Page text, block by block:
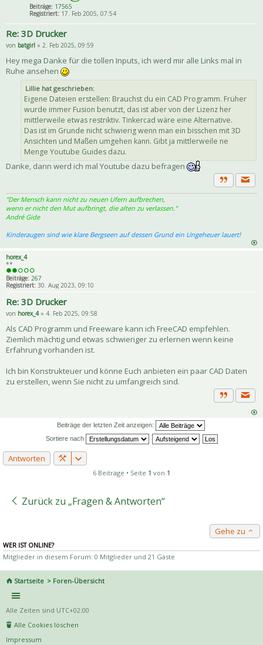
Beiträge: 17565
Registriert: 17. Feb 2005, 07:54
Re: 3D Drucker
von batgirl » 2. Feb 2025, 09:59
Hey mega Danke für die tollen Inputs, ich werd mir alle Links mal in
Ruhe ansehen
Lillie hat geschrieben:
Eigene Dateien erstellen: Brauchst du ein CAD Programm. Früher
wurde immer Fusion benutzt, das ist aber von der Lizenz her
mittlerweile etwas restriktiv. Tinkercad wäre eine Alternative.
Das ist im Grunde nicht schwierig wenn man ein bisschen mit 3D
Ansichten und Maßen umgehen kann. Gibt ja mittlerweile ne
Menge Youtube Guides dazu.
Danke, dann werd ich mal Youtube dazu befragen
Zitat
"Der Mensch kann nicht zu neuen Ufern aufbrechen,
wenn er nicht den Mut aufbringt, die alten zu verlassen."
André Gide
Kinderaugen sind wie klare Bergseen auf dessen Grund ein Ungeheuer lauert!
horex_4
**
Beiträge: 267
Registriert: 30. Aug 2023, 09:10
Re: 3D Drucker
von horex_4» 4. Feb 2025, 09:58
Als CAD Programm und Freeware kann ich FreeCAD empfehlen.
Ziemlich mächtig und etwas schwieriger zu erlernen wenn keine
Erfahrung vorhanden ist.
Ich bin Konstrukteuer und könne Euch anbieten ein paar CAD Daten
zu erstellen, wenn Sie nicht zu umfangreich sind.
Zitat
Beiträge der letzten Zeit anzeigen:
Sortiere nach
Antworten
6 Beiträge • Seite 1 von 1
Zurück zu „Fragen & Antworten“
Gehe zu
WER IST ONLINE?
Mitglieder in diesem Forum: 0 Mitglieder und 21 Gäste
Startseite Foren-Übersicht
Alle Zeiten sind UTC+02:00
Alle Cookies löschen
Impressum